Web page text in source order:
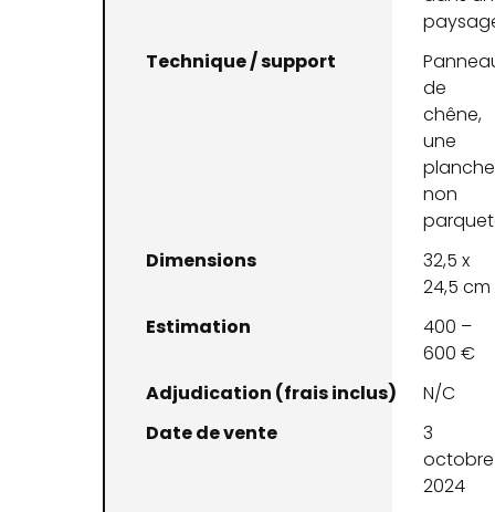
Technique / support
de
chêne,
une
non
Dimensions
32,5 x
24,5 cm
Estimation
400 –
600 €
Adjudication (frais inclus)
N/C
Date de vente
3
octobre
2024